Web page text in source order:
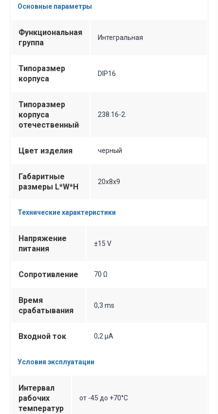
Основные параметры
Функциональная
группа
Интегральная
Типоразмер
корпуса
DIP16
Типоразмер
корпуса
отечественный
238.16-2.
Цвет изделия черный
Габаритные
размеры L*W*H
20х8х9
Технические характеристики
Напряжение
питания
±15 V
Сопротивление 70 Ω
Время
срабатывания
0,3 ms
Входной ток 0,2 µA
Условия эксплуатации
Интервал
рабочих
температур
от -45 до +70°C